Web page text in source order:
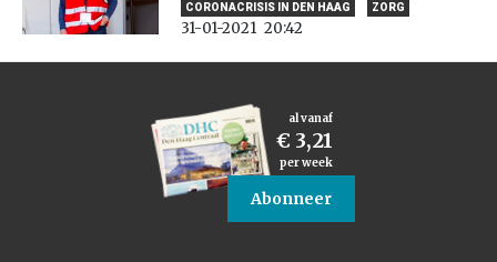
CORONACRISIS IN DEN HAAG ZORG
31-01-2021 20:42
al vanaf
€ 3,21
per week
Abonneer